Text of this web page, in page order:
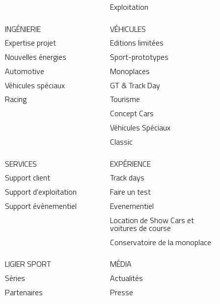
Exploitation
INGÉNIERIE
Expertise projet
Nouvelles énergies
Automotive
Véhicules spéciaux
Racing
VÉHICULES
Editions limitées
Sport-prototypes
Monoplaces
GT & Track Day
Tourisme
Concept Cars
Véhicules Spéciaux
Classic
SERVICES
Support client
Support d’exploitation
Support évènementiel
EXPÉRIENCE
Track days
Faire un test
Evenementiel
Location de Show Cars et
voitures de course
Conservatoire de la monoplace
LIGIER SPORT
Séries
Partenaires
MÉDIA
Actualités
Presse